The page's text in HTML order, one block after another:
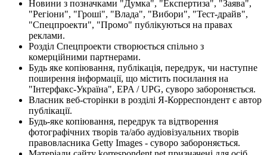
Новини з позначками "Думка", "Експертиза", "Заява",
"Регіони", "Гроші", "Влада", "Вибори", "Тест-драйв",
"Спецпроекти", "Промо" публікуються на правах
реклами.
Розділ Спецпроекти створюється спільно з
комерційними партнерами.
Будь яке копіювання, публікація, передрук, чи наступне
поширення інформації, що містить посилання на
"Інтерфакс-Україна", EPA / UPG, суворо забороняється.
Власник веб-сторінки в розділі Я-Корреспондент є автор
публікації.
Будь-яке копіювання, передрук та відтворення
фотографічних творів та/або аудіовізуальних творів
правовласника Getty Images - суворо забороняється.